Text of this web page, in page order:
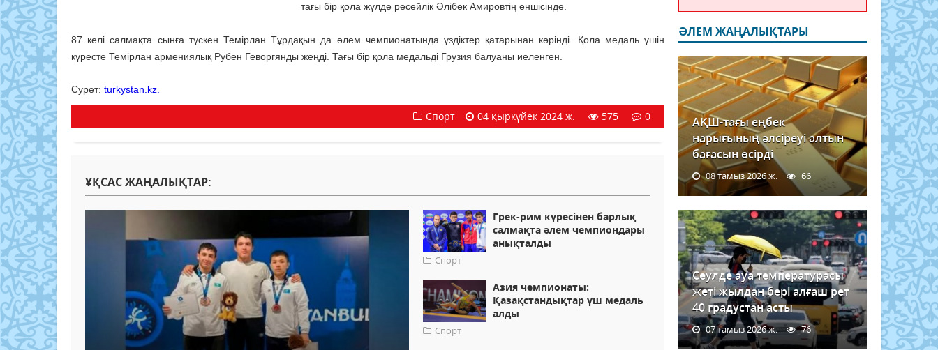
тағы бір қола жүлде ресейлік Әлібек Амировтің еншісінде.
87 келі салмақта сынға түскен Темірлан Тұрдақын да әлем чемпионатында үздіктер қатарынан көрінді. Қола медаль үшін
күресте Темірлан армениялық Рубен Геворгянды жеңді. Тағы бір қола медальді Грузия балуаны иеленген.
Сурет: turkystan.kz.
Спорт 04 қыркүйек 2024 ж. 575 0
ҰҚСАС ЖАҢАЛЫҚТАР:
Грек-рим күресінен барлық
салмақта әлем чемпиондары
анықталды
Спорт
Азия чемпионаты:
Қазақстандықтар үш медаль
алды
Спорт
ӘЛЕМ ЖАҢАЛЫҚТАРЫ
АҚШ-тағы еңбек
нарығының әлсіреуі алтын
бағасын өсірді
08 тамыз 2026 ж. 66
Сеулде ауа температурасы
жеті жылдан бері алғаш рет
40 градустан асты
07 тамыз 2026 ж. 76